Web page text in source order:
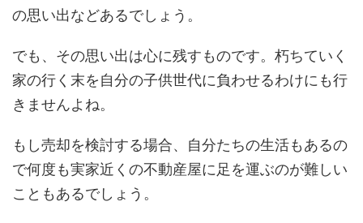
の思い出などあるでしょう。
でも、その思い出は心に残すものです。朽ちていく
家の行く末を自分の子供世代に負わせるわけにも行
きませんよね。
もし売却を検討する場合、自分たちの生活もあるの
で何度も実家近くの不動産屋に足を運ぶのが難しい
こともあるでしょう。